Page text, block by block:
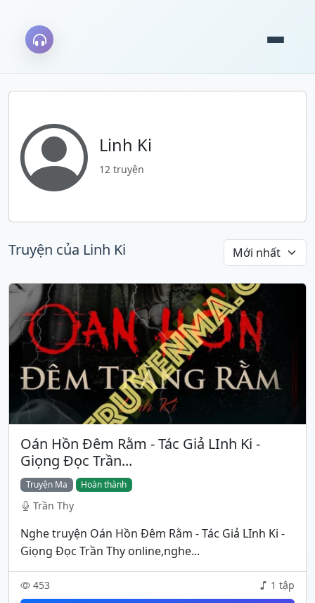
Linh Ki
12 truyện
Truyện của Linh Ki
Oán Hồn Đêm Rằm - Tác Giả LInh Ki -
Giọng Đọc Trần...
Truyện Ma Hoàn thành
Trần Thy
Nghe truyện Oán Hồn Đêm Rằm - Tác Giả LInh Ki -
Giọng Đọc Trần Thy online,nghe...
453 1 tập